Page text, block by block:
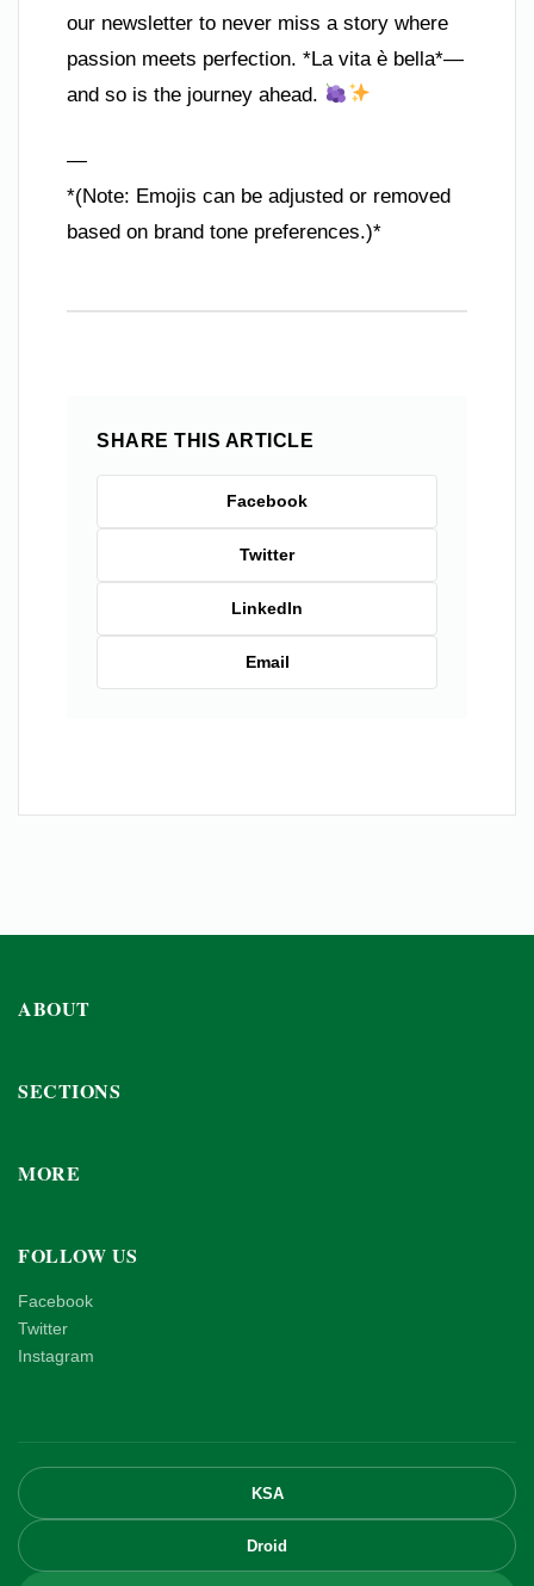
our newsletter to never miss a story where
passion meets perfection. *La vita è bella*—
and so is the journey ahead.
—
*(Note: Emojis can be adjusted or removed
based on brand tone preferences.)*
SHARE THIS ARTICLE
Facebook
Twitter
LinkedIn
Email
ABOUT
SECTIONS
MORE
FOLLOW US
Facebook
Twitter
Instagram
KSA
Droid